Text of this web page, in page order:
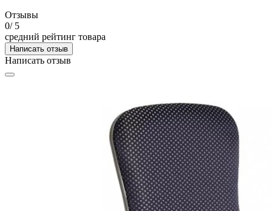
Отзывы
0/ 5
средний рейтинг товара
Написать отзыв
Написать отзыв